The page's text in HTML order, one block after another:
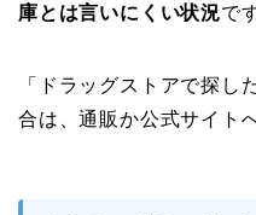
庫とは言いにくい状況で
「ドラッグストアで探し
合は、通販か公式サイトへ